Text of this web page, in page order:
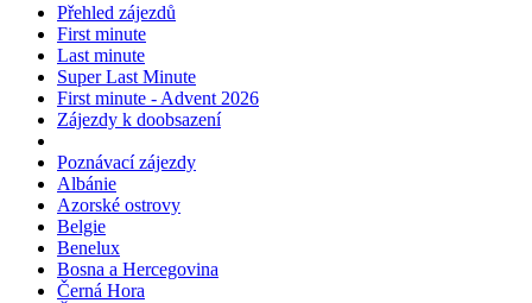
Přehled zájezdů
First minute
Last minute
Super Last Minute
First minute - Advent 2026
Zájezdy k doobsazení
Poznávací zájezdy
Albánie
Azorské ostrovy
Belgie
Benelux
Bosna a Hercegovina
Černá Hora